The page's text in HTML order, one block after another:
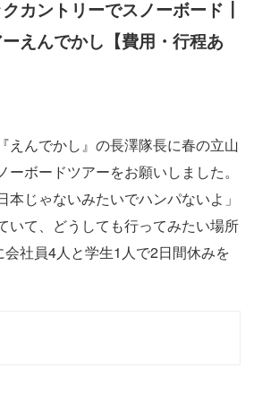
カントリーでスノーボード┃
えんでかし【費用・行程あ
えんでかし』の長澤隊長に春の立山
ボードツアーをお願いしました。
本じゃないみたいでハンパないよ」
いて、どうしても行ってみたい場所
社員4人と学生1人で2日間休みを